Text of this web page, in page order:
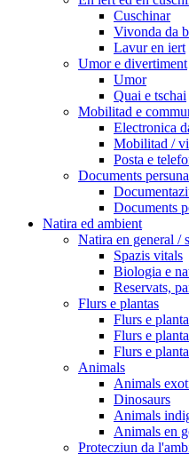
Cuschinar
Vivonda da
Lavur en iert
Umor e divertiment
Umor
Quai e tschai
Mobilitad e
Electronica
Mobilitad /
Posta e
Documents
Documents
Natira ed ambient
Natira en general /
Spazis vitals
Biologia e
Reservats,
Flurs e plantas
Flurs e
Flurs e
Flurs e
Animals
Animals
Dinosaurs
Animals
Animals en
Protecziun da